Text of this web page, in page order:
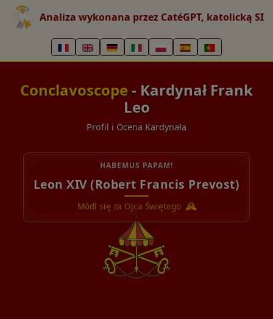
Analiza wykonana przez CatéGPT, katolicką SI
Conclavoscope - Kardynał Frank
Leo
Profil i Ocena Kardynała
HABEMUS PAPAM!
Leon XIV (Robert Francis Prevost)
Módl się za Ojca Świętego